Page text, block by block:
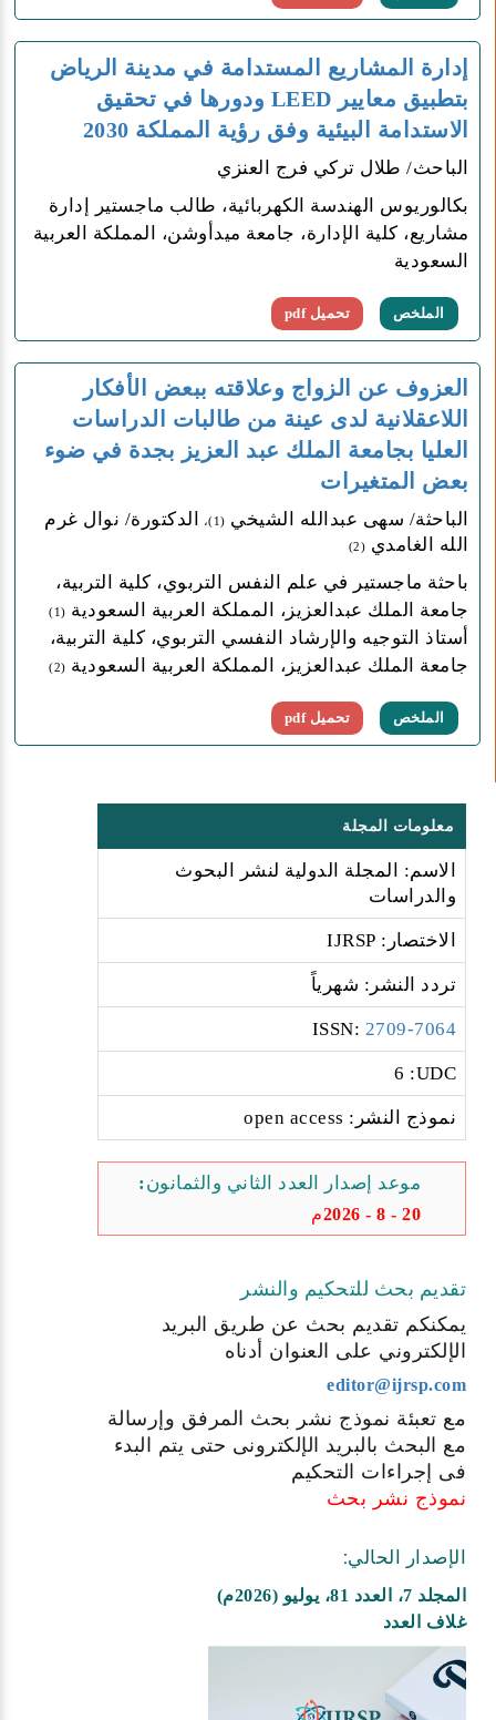
إدارة المشاريع المستدامة في مدينة الرياض
بتطبيق معايير LEED ودورها في تحقيق
الاستدامة البيئية وفق رؤية المملكة 2030
الباحث/ طلال تركي فرج العنزي
بكالوريوس الهندسة الكهربائية، طالب ماجستير إدارة
مشاريع، كلية الإدارة، جامعة ميدأوشن، المملكة العربية
السعودية
الملخص تحميل pdf
العزوف عن الزواج وعلاقته ببعض الأفكار
اللاعقلانية لدى عينة من طالبات الدراسات
العليا بجامعة الملك عبد العزيز بجدة في ضوء
بعض المتغيرات
الباحثة/ سهى عبدالله الشيخي (1)،
الدكتورة/ نوال غرم
الله الغامدي (2)
باحثة ماجستير في علم النفس التربوي، كلية التربية،
جامعة الملك عبدالعزيز، المملكة العربية السعودية (1)
أستاذ التوجيه والإرشاد النفسي التربوي، كلية التربية،
جامعة الملك عبدالعزيز، المملكة العربية السعودية (2)
الملخص تحميل pdf
معلومات المجلة
الاسم: المجلة الدولية لنشر البحوث
والدراسات
الاختصار: IJRSP
تردد النشر: شهرياً
2709-7064
:ISSN
6 :UDC
نموذج النشر: open access
موعد إصدار العدد الثاني والثمانون:
20 - 8 - 2026م
تقديم بحث للتحكيم والنشر
يمكنكم تقديم بحث عن طريق البريد
الإلكتروني على العنوان أدناه
editor@ijrsp.com
مع تعبئة نموذج نشر بحث المرفق وإرسالة
مع البحث بالبريد الإلكترونى حتى يتم البدء
فى إجراءات التحكيم
نموذج نشر بحث
الإصدار الحالي:
المجلد 7، العدد 81، يوليو (2026م)
غلاف العدد